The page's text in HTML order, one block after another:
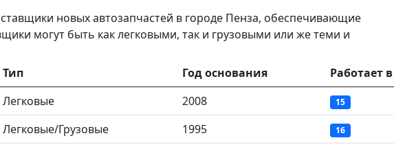
новых автозапчастей в городе Пенза, обеспечивающие
могут быть как легковыми, так и грузовыми или же теми и
Тип Год основания
Работает
Легковые 2008 15
Легковые/Грузовые 1995 16